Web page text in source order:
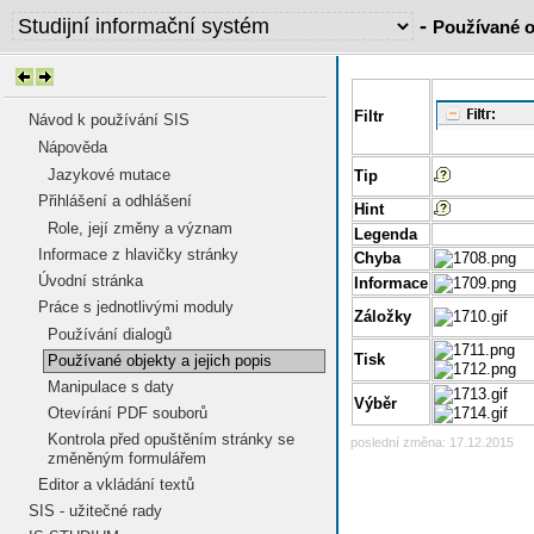
- Používané
Návod k používání SIS
Nápověda
Jazykové mutace
Přihlášení a odhlášení
Role, její změny a význam
Informace z hlavičky stránky
Úvodní stránka
Práce s jednotlivými moduly
Používání dialogů
Používané objekty a jejich popis
Manipulace s daty
Otevírání PDF souborů
Kontrola před opuštěním stránky se
změněným formulářem
Editor a vkládání textů
SIS - užitečné rady
Filtr
Tip
Hint
Legenda
Chyba
Informace
Záložky
Tisk
Výběr
poslední změna: 17.12.2015